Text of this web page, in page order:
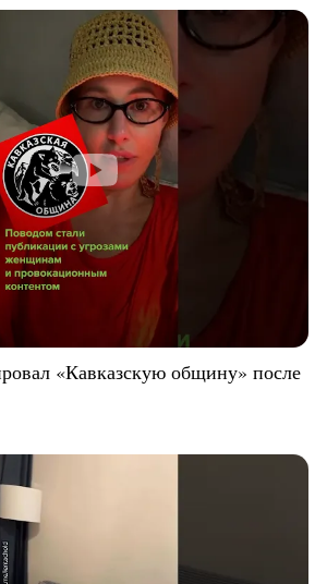
«Кавказскую общину» после